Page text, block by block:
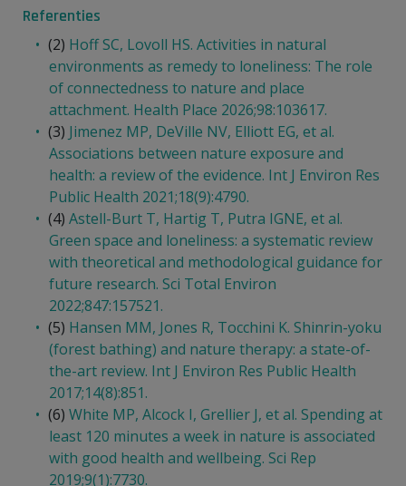
Referenties
(2) Hoff SC, Lovoll HS. Activities in natural
environments as remedy to loneliness: The role
of connectedness to nature and place
attachment. Health Place 2026;98:103617.
(3) Jimenez MP, DeVille NV, Elliott EG, et al.
Associations between nature exposure and
health: a review of the evidence. Int J Environ Res
Public Health 2021;18(9):4790.
(4) Astell-Burt T, Hartig T, Putra IGNE, et al.
Green space and loneliness: a systematic review
with theoretical and methodological guidance for
future research. Sci Total Environ
2022;847:157521.
(5) Hansen MM, Jones R, Tocchini K. Shinrin-yoku
(forest bathing) and nature therapy: a state-of-
the-art review. Int J Environ Res Public Health
2017;14(8):851.
(6) White MP, Alcock I, Grellier J, et al. Spending at
least 120 minutes a week in nature is associated
with good health and wellbeing. Sci Rep
2019;9(1):7730.